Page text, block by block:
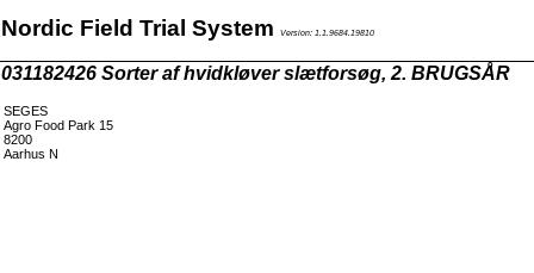
Nordic Field Trial System Version: 1.1.9684.19810
031182426 Sorter af hvidkløver slætforsøg, 2. BRUGSÅR
SEGES
Agro Food Park 15
8200
Aarhus N